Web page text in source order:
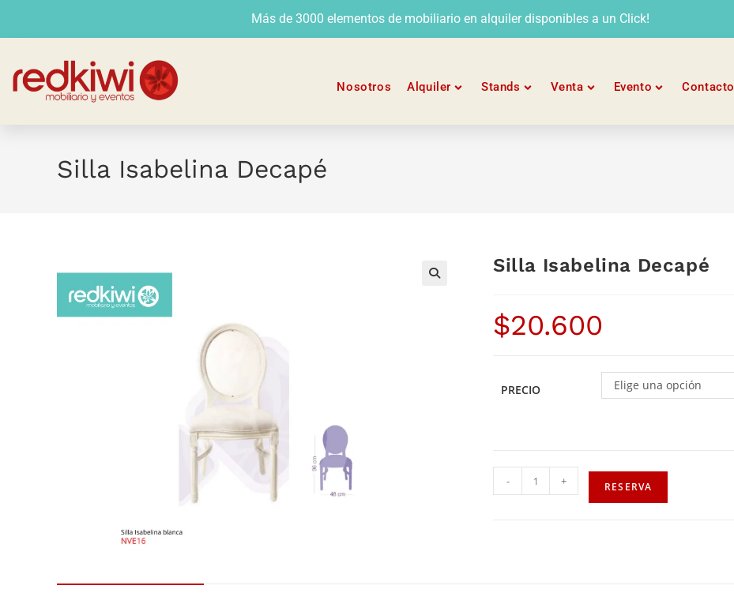
Más de 3000 elementos de mobiliario en alquiler disponibles a un Click!
Nosotros Alquiler Stands Venta Evento Contacto
Silla Isabelina Decapé
Silla Isabelina Decapé
$20.600
PRECIO Elige una opción
- + RESERVA